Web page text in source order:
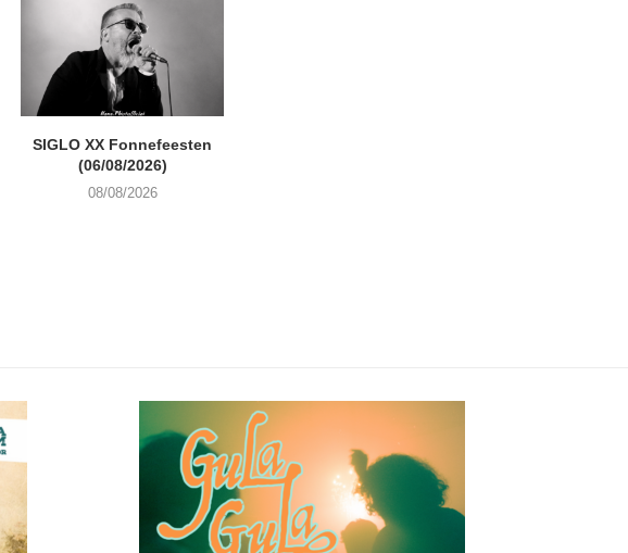
SIGLO XX Fonnefeesten
(06/08/2026)
08/08/2026